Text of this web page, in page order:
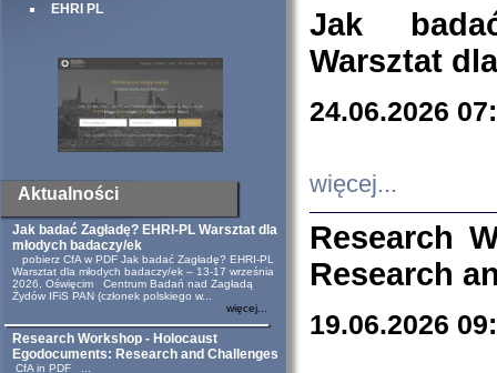
EHRI PL
Aktualności
Jak badać Zagładę? EHRI-PL Warsztat dla
młodych badaczy/ek
pobierz CfA w PDF Jak badać Zagładę? EHRI-PL
Warsztat dla młodych badaczy/ek – 13-17 września
2026, Oświęcim Centrum Badań nad Zagładą
Żydów IFiS PAN (członek polskiego w...
więcej...
Research Workshop - Holocaust
Egodocuments: Research and Challenges
CfA in PDF ...
Jak
Warsztat
24.06.2026
więcej...
Research
Research
19.06.2026